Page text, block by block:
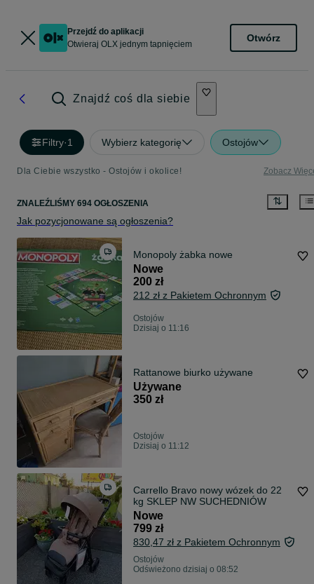
Przejdź do aplikacji
Otwieraj OLX jednym tapnięciem
Otwórz
Znajdź coś dla siebie
Filtry·1 Wybierz kategorię Ostojów
Dla Ciebie wszystko - Ostojów i okolice! Zobacz
ZNALEŹLIŚMY 694 OGŁOSZENIA
Jak pozycjonowane są ogłoszenia?
Monopoly żabka nowe
Nowe
200 zł
212 zł z Pakietem Ochronnym
Ostojów
Dzisiaj o 11:16
Rattanowe biurko używane
Używane
350 zł
Ostojów
Dzisiaj o 11:12
Carrello Bravo nowy wózek do 22
kg SKLEP NW SUCHEDNIÓW
Nowe
799 zł
830,47 zł z Pakietem Ochronnym
Ostojów
Odświeżono dzisiaj o 08:52